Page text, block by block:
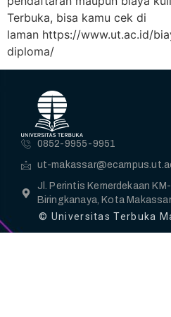
Terbuka, bisa kamu cek di
laman https://www.ut.ac.id/
diploma/
0852-9955-9951
ut-
Jl. Perintis Kemerdekaan
Biringkanaya, Kota
© Universitas Terbuka